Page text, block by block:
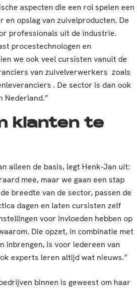
aspecten die een rol spelen een
en opslag van zuivelproducten. De
professionals uit de industrie.
procestechnologen en
we ook veel cursisten vanuit de
van zuivelverwerkers zoals
. De sector is dan ook
Nederland.”
klanten te
alleen de basis, legt Henk-Jan uit:
mee, maar we gaan een stap
breedte van de sector, passen de
dagen en laten cursisten zelf
voor invloeden hebben op
Die opzet, in combinatie met
inbrengen, is voor iedereen van
experts leren altijd wat nieuws.”
binnen is geweest om haar